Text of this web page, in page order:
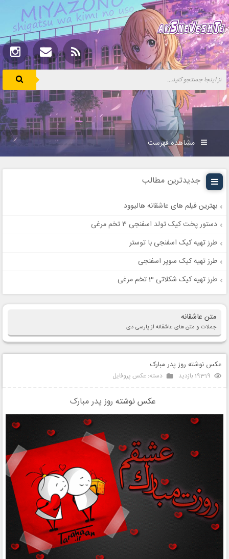
مشاهده فهرست
جدیدترین مطالب
بهترین فیلم های عاشقانه هالیوود
دستور پخت کیک تولد اسفنجی ۳ تخم مرغی
طرز تهیه کیک اسفنجی با توستر
طرز تهیه کیک سوپر اسفنجی
طرز تهیه کیک شکلاتی 3 تخم مرغی
متن عاشقانه
جملات و متن های عاشقانه از پارسی دی
عکس نوشته روز پدر مبارک
19319 بازدید دسته: عکس پروفایل
عکس نوشته روز پدر مبارک